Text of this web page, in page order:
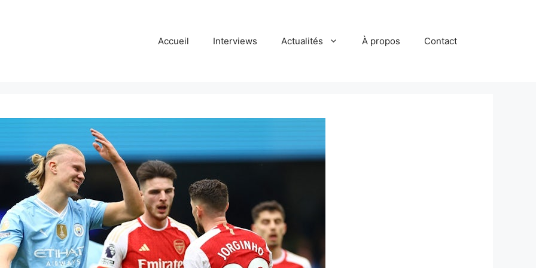
Accueil Interviews Actualités À propos Contact